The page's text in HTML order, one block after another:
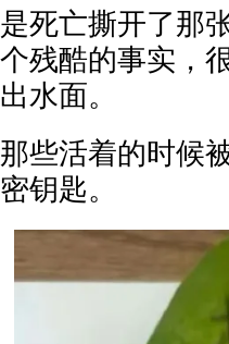
是死亡撕开了那
个残酷的事实，
出水面。
那些活着的时候
密钥匙。